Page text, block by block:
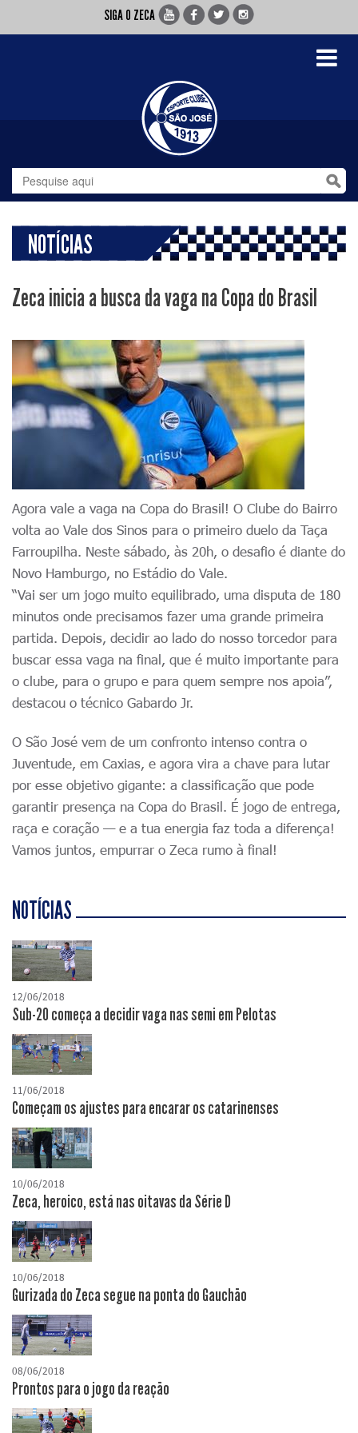
SIGA O ZECA
Toggle
NOTÍCIAS
Zeca inicia a busca da vaga na Copa do Brasil
Agora vale a vaga na Copa do Brasil! O Clube do Bairro
volta ao Vale dos Sinos para o primeiro duelo da Taça
Farroupilha. Neste sábado, às 20h, o desafio é diante do
Novo Hamburgo, no Estádio do Vale.
“Vai ser um jogo muito equilibrado, uma disputa de 180
minutos onde precisamos fazer uma grande primeira
partida. Depois, decidir ao lado do nosso torcedor para
buscar essa vaga na final, que é muito importante para
o clube, para o grupo e para quem sempre nos apoia”,
destacou o técnico Gabardo Jr.
O São José vem de um confronto intenso contra o
Juventude, em Caxias, e agora vira a chave para lutar
por esse objetivo gigante: a classificação que pode
garantir presença na Copa do Brasil. É jogo de entrega,
raça e coração — e a tua energia faz toda a diferença!
Vamos juntos, empurrar o Zeca rumo à final!
NOTÍCIAS
12/06/2018
Sub-20 começa a decidir vaga nas semi em Pelotas
11/06/2018
Começam os ajustes para encarar os catarinenses
10/06/2018
Zeca, heroico, está nas oitavas da Série D
10/06/2018
Gurizada do Zeca segue na ponta do Gauchão
08/06/2018
Prontos para o jogo da reação